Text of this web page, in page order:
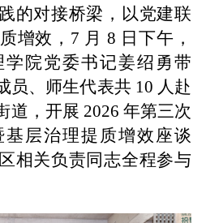
的对接桥梁，以党建联
增效，7 月 8 日下午，
院党委书记姜绍勇带
员、师生代表共 10 人赴
道，开展 2026 年第三次
层治理提质增效座谈
相关负责同志全程参与